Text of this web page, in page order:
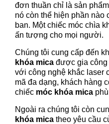
đơn thuần chỉ là sản
nó còn thể hiện phần nào
ban. Một chiếc móc chìa
ấn tượng cho mọi người.
Chúng tôi cung cấp đến
khóa mica được gia công
với công nghệ khắc laser
mã đa dạng, khách hàng
chiếc móc khóa mica
Ngoài ra chúng tôi còn
khóa mica theo yêu cầu